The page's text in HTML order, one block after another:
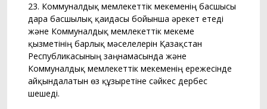
23. Коммуналдық мемлекеттік мекеменің басшысы
дара басшылық қағидасы бойынша әрекет етеді
және Коммуналдық мемлекеттік мекеме
қызметінің барлық мәселелерін Қазақстан
Республикасының заңнамасында және
Коммуналдық мемлекеттік мекеменің ережесінде
айқындалатын өз құзыретіне сәйкес дербес
шешеді.